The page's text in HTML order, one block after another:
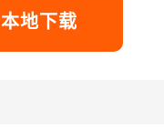
本地下载